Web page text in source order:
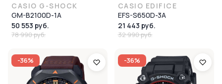
CASIO G-SHOCK
GM-B2100D-1A
50 553 руб.
78 990 руб.
CASIO EDIFICE
EFS-S650D-3A
21 443 руб.
32 990 руб.
-36% -36%